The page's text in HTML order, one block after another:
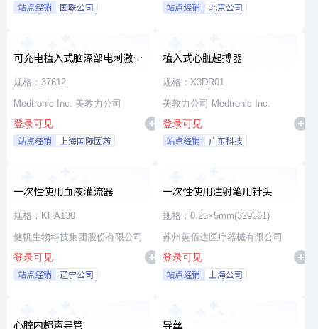
站点经销 国联公司 站点经销 北京公司
可充电植入式脑深部电刺激脉
冲发生器套件
规格：37612
Medtronic Inc. 美敦力公司
登录可见
站点经销 上海国际医药
植入式心脏起搏器
规格：X3DR01
美敦力公司 Medtronic Inc.
登录可见
站点经销 广东科技
一次性使用血液灌流器
规格：KHA130
健帆生物科技集团股份有限公司
登录可见
站点经销 辽宁公司
一次性使用注射笔用针头
规格：0.25×5mm(329661)
苏州英佰达医疗器械有限公司
登录可见
站点经销 上海公司
心腔内超声导管 导丝